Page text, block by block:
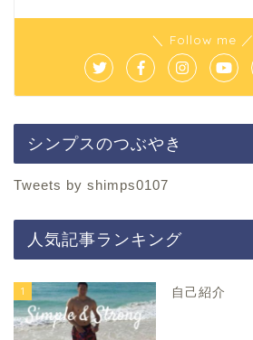
＼ Follow me ／
シンプスのつぶやき
Tweets by shimps0107
人気記事ランキング
1 自己紹介